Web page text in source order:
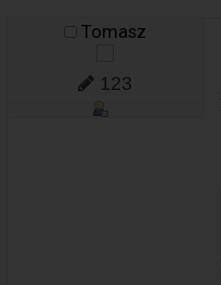
Tomasz
123